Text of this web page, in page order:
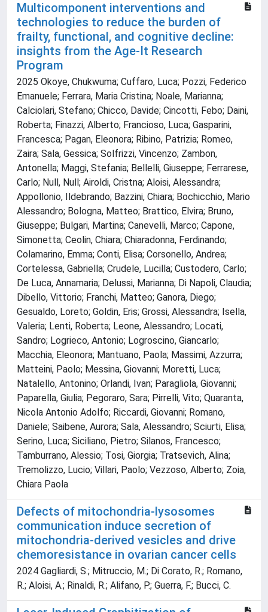
Multicomponent interventions and
technologies to reduce the burden of
frailty, functional, and cognitive decline:
insights from the Age-It Research
Program
2025 Okoye, Chukwuma; Cuffaro, Luca; Pozzi, Federico
Emanuele; Ferrara, Maria Cristina; Noale, Marianna;
Calciolari, Stefano; Chicco, Davide; Cincotti, Febo; Daini,
Roberta; Finazzi, Alberto; Francioso, Luca; Gasparini,
Francesca; Pagan, Eleonora; Ribino, Patrizia; Romeo,
Zaira; Sala, Gessica; Solfrizzi, Vincenzo; Zambon,
Antonella; Maggi, Stefania; Bellelli, Giuseppe; Ferrarese,
Carlo; Null, Null; Airoldi, Cristna; Aloisi, Alessandra;
Appollonio, Ildebrando; Bazzini, Chiara; Bochicchio, Mario
Alessandro; Bologna, Matteo; Brattico, Elvira; Bruno,
Giuseppe; Bulgari, Martina; Canevelli, Marco; Capone,
Simonetta; Ceolin, Chiara; Chiaradonna, Ferdinando;
Colamarino, Emma; Conti, Elisa; Corsonello, Andrea;
Cortelessa, Gabriella; Crudele, Lucilla; Custodero, Carlo;
De Luca, Annamaria; Delussi, Marianna; Di Napoli, Claudia;
Dibello, Vittorio; Franchi, Matteo; Ganora, Diego;
Gesualdo, Loreto; Goldin, Eris; Grossi, Alessandra; Isella,
Valeria; Lenti, Roberta; Leone, Alessandro; Locati,
Sandro; Logrieco, Antonio; Logroscino, Giancarlo;
Macchia, Eleonora; Mantuano, Paola; Massimi, Azzurra;
Matteini, Paolo; Messina, Giovanni; Moretti, Luca;
Natalello, Antonino; Orlandi, Ivan; Paragliola, Giovanni;
Paparella, Giulia; Pegoraro, Sara; Pirrelli, Vito; Quaranta,
Nicola Antonio Adolfo; Riccardi, Giovanni; Romano,
Daniele; Saibene, Aurora; Sala, Alessandro; Sciurti, Elisa;
Serino, Luca; Siciliano, Pietro; Silanos, Francesco;
Tamburrano, Alessio; Tosi, Giorgia; Tratsevich, Alina;
Tremolizzo, Lucio; Villari, Paolo; Vezzoso, Alberto; Zoia,
Chiara Paola
Defects of mitochondria-lysosomes
communication induce secretion of
mitochondria-derived vesicles and drive
chemoresistance in ovarian cancer cells
2024 Gagliardi, S.; Mitruccio, M.; Di Corato, R.; Romano,
R.; Aloisi, A.; Rinaldi, R.; Alifano, P.; Guerra, F.; Bucci, C.